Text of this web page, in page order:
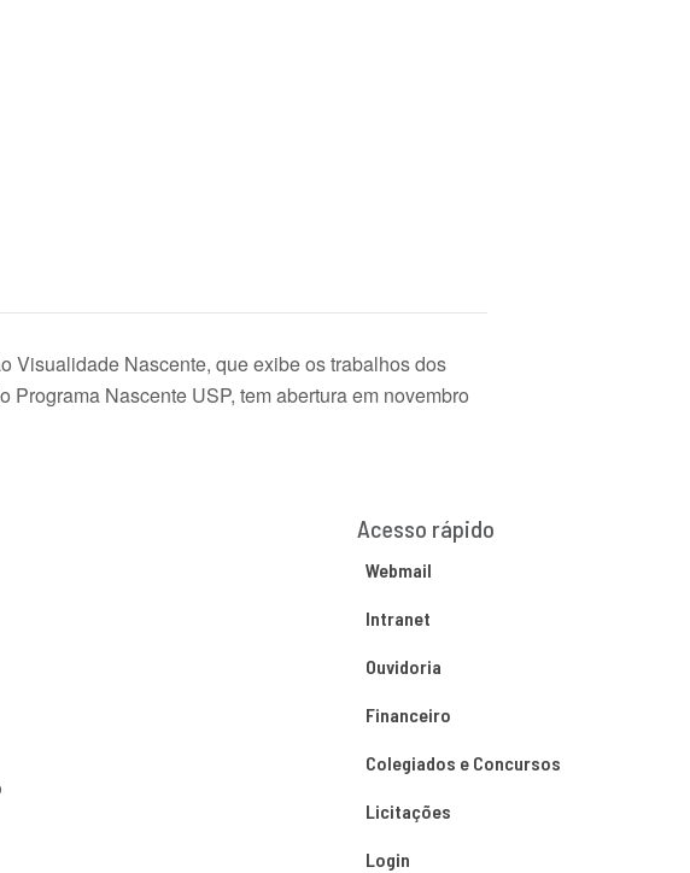
Visualidade Nascente, que exibe os trabalhos dos
Programa Nascente USP, tem abertura em novembro
Acesso rápido
Webmail
Intranet
Ouvidoria
Financeiro
Colegiados e Concursos
Licitações
Login